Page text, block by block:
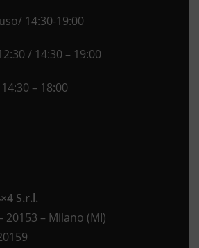
14:30-19:00
/ 14:30 – 19:00
– 18:00
S.r.l.
20153 – Milano (MI)